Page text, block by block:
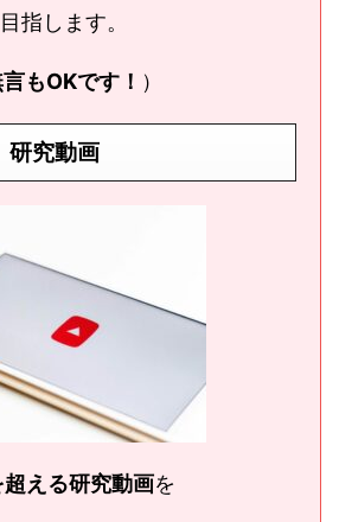
指します。
もOKです！ ）
究動画
える研究動画を